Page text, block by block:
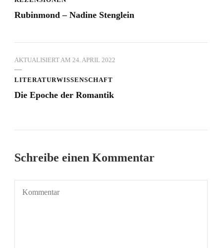
Rubinmond – Nadine Stenglein
AKTUALISIERT AM 24. APRIL 2022
LITERATURWISSENSCHAFT
Die Epoche der Romantik
Schreibe einen Kommentar